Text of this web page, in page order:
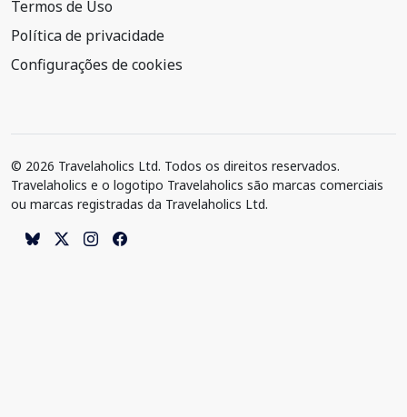
Termos de Uso
Política de privacidade
Configurações de cookies
© 2026 Travelaholics Ltd. Todos os direitos reservados.
Travelaholics e o logotipo Travelaholics são marcas comerciais
ou marcas registradas da Travelaholics Ltd.